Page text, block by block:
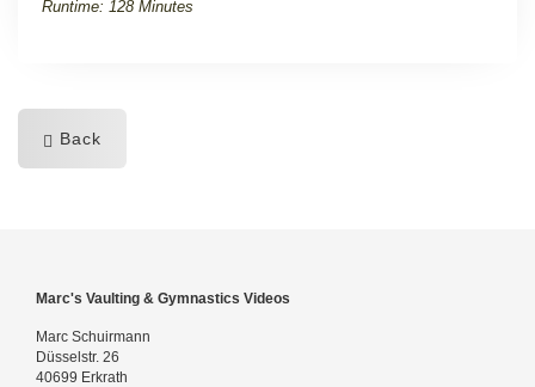
Runtime: 128 Minutes
Back
Marc's Vaulting & Gymnastics Videos
Marc Schuirmann
Düsselstr. 26
40699 Erkrath